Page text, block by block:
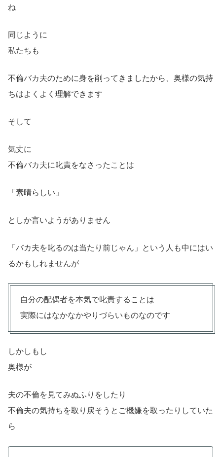
ね
同じように
私たちも
不倫バカ夫のために身を削ってきましたから、奥様の気持
ちはよくよく理解できます
そして
気丈に
不倫バカ夫に叱責をなさったことは
「素晴らしい」
としか言いようがありません
「バカ夫を叱るのは当たり前じゃん」という人も中にはい
るかもしれませんが
自分の配偶者を本気で叱責することは
実際にはなかなかやりづらいものなのです
しかしもし
奥様が
夫の不倫を見てみぬふりをしたり
不倫夫の気持ちを取り戻そうとご機嫌を取ったりしていた
ら